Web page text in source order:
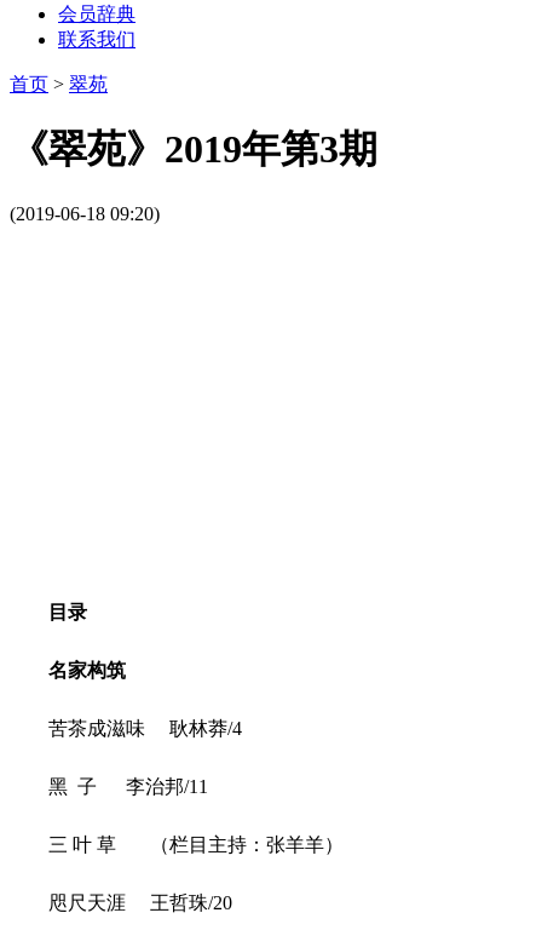
会员辞典
联系我们
首页 > 翠苑
《翠苑》2019年第3期
(2019-06-18 09:20)
目录
名家构筑
苦茶成滋味 耿林莽/4
黑 子 李治邦/11
三 叶 草 （栏目主持：张羊羊）
咫尺天涯 王哲珠/20